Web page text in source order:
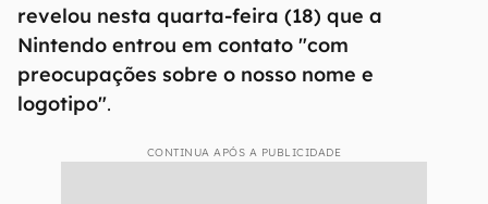
revelou nesta quarta-feira (18) que a
Nintendo entrou em contato "com
preocupações sobre o nosso nome e
logotipo".
CONTINUA APÓS A PUBLICIDADE